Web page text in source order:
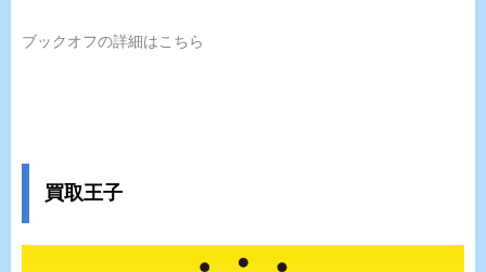
ブックオフの詳細はこちら
買取王子